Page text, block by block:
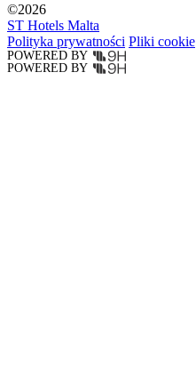
©2026
ST Hotels Malta
Polityka prywatności Pliki cookie
POWERED BY
POWERED BY